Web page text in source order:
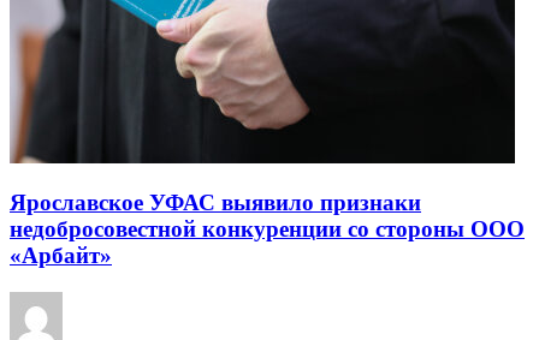
Ярославское УФАС выявило признаки
недобросовестной конкуренции со стороны ООО
«Арбайт»